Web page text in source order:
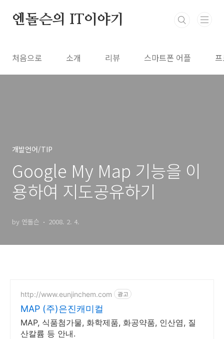
엔돌슨의 IT이야기
처음으로 소개 리뷰 스마트폰 어플
개발언어/TIP
Google My Map 기능을 이
용하여 지도공유하기
by 엔돌슨 2008. 2. 4.
http://www.eunjinchem.com 광고
MAP (주)은진캐미컬
MAP, 식품첨가물, 화학제품, 화공약품, 인산염, 질
산칼륨 등 안내.